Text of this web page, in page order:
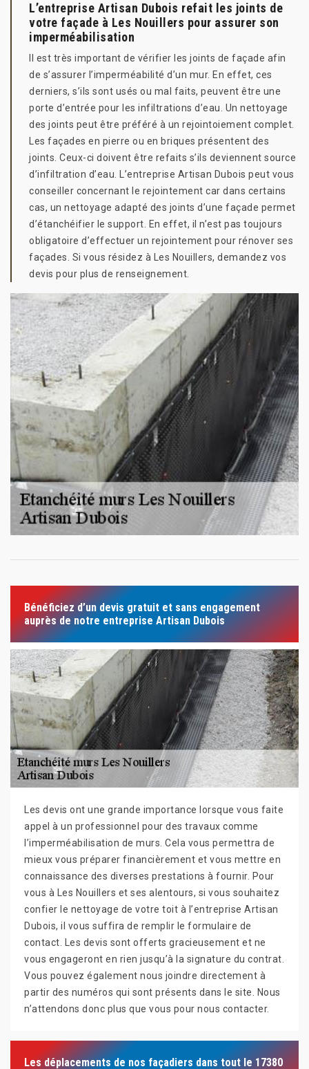
L’entreprise Artisan Dubois refait les joints de
votre façade à Les Nouillers pour assurer son
imperméabilisation
Il est très important de vérifier les joints de façade afin
de s’assurer l’imperméabilité d’un mur. En effet, ces
derniers, s’ils sont usés ou mal faits, peuvent être une
porte d’entrée pour les infiltrations d’eau. Un nettoyage
des joints peut être préféré à un rejointoiement complet.
Les façades en pierre ou en briques présentent des
joints. Ceux-ci doivent être refaits s’ils deviennent source
d’infiltration d’eau. L’entreprise Artisan Dubois peut vous
conseiller concernant le rejointement car dans certains
cas, un nettoyage adapté des joints d’une façade permet
d’étanchéifier le support. En effet, il n’est pas toujours
obligatoire d’effectuer un rejointement pour rénover ses
façades. Si vous résidez à Les Nouillers, demandez vos
devis pour plus de renseignement.
Bénéficiez d’un devis gratuit et sans engagement
auprès de notre entreprise Artisan Dubois
Les devis ont une grande importance lorsque vous faite
appel à un professionnel pour des travaux comme
l’imperméabilisation de murs. Cela vous permettra de
mieux vous préparer financièrement et vous mettre en
connaissance des diverses prestations à fournir. Pour
vous à Les Nouillers et ses alentours, si vous souhaitez
confier le nettoyage de votre toit à l’entreprise Artisan
Dubois, il vous suffira de remplir le formulaire de
contact. Les devis sont offerts gracieusement et ne
vous engageront en rien jusqu’à la signature du contrat.
Vous pouvez également nous joindre directement à
partir des numéros qui sont présents dans le site. Nous
n’attendons donc plus que vous pour nous contacter.
Les déplacements de nos façadiers dans tout le 17380